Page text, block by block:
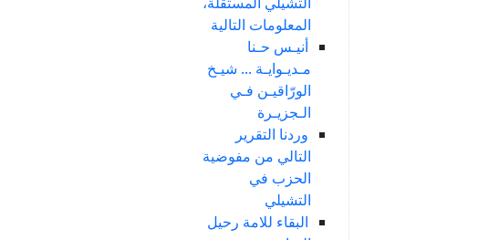
المعلومات التالية
أنيـس حـنا
مـديـوايـة ... شيـخ
الورّاقيـن فـي
الـجزيـرة
وردنا التقرير
التالي من مفوضية
الحزب في
التشيلي
البقاء للامة رحيل